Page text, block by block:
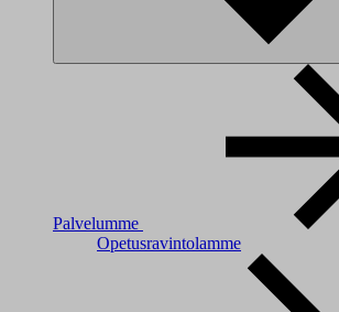
Palvelumme
Opetusravintolamme